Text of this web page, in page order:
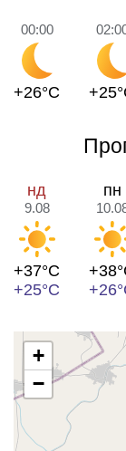
00:00
+26°C
нд
9.08
+37°C
+25°C
пн
+
−